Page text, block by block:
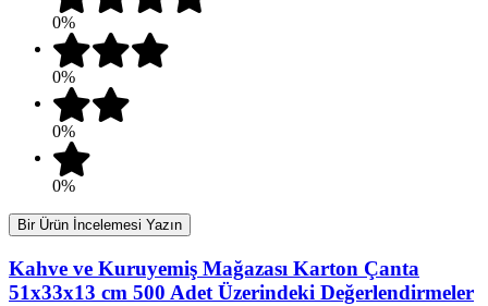
0%
0%
0%
0%
Bir Ürün İncelemesi Yazın
Kahve ve Kuruyemiş Mağazası Karton Çanta
51x33x13 cm 500 Adet Üzerindeki Değerlendirmeler